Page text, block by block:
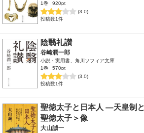
1巻
920pt
(3.0)
投稿数1件
陰翳礼讃
谷崎潤一郎
小説・実用書、角川ソフィア文庫
1巻
570pt
(3.0)
投稿数1件
聖徳太子と日本人 ―天皇制
聖徳太子＞像
大山誠一